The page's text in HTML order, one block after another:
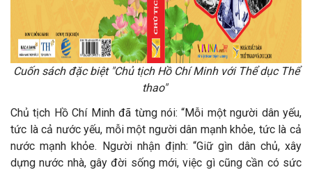
Cuốn sách đặc biệt "Chủ tịch Hồ Chí Minh với Thể dục Thể
thao"
Chủ tịch Hồ Chí Minh đã từng nói: “Mỗi một người dân yếu,
tức là cả nước yếu, mỗi một người dân mạnh khỏe, tức là cả
nước mạnh khỏe. Người nhận định: “Giữ gìn dân chủ, xây
dựng nước nhà, gây đời sống mới, việc gì cũng cần có sức